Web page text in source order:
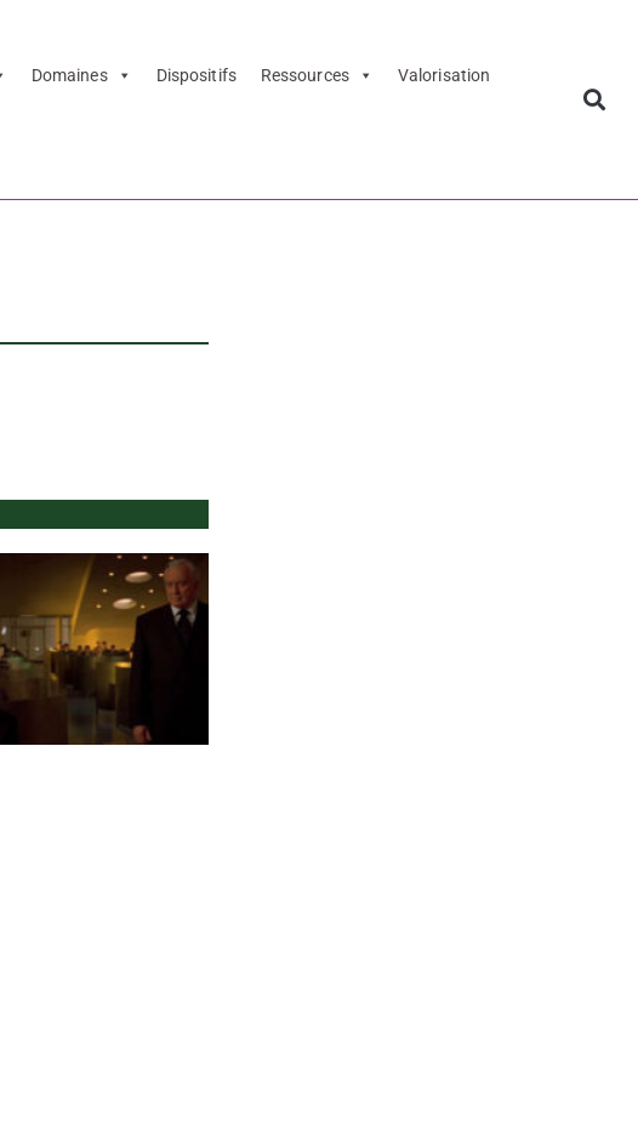
Domaines Dispositifs Ressources Valorisation